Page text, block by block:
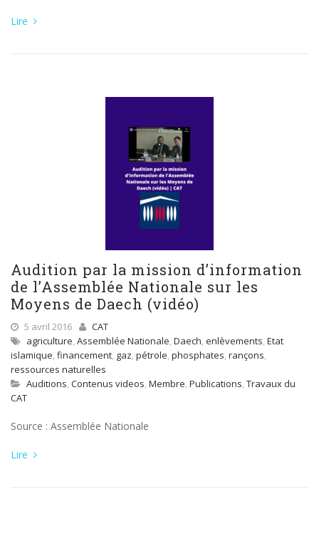
Lire
Audition par la mission d’information
de l’Assemblée Nationale sur les
Moyens de Daech (vidéo)
5 avril 2016
CAT
agriculture, Assemblée Nationale, Daech, enlèvements, Etat
islamique, financement, gaz, pétrole, phosphates, rançons,
ressources naturelles
Auditions, Contenus videos, Membre, Publications, Travaux du
CAT
Source : Assemblée Nationale
Lire